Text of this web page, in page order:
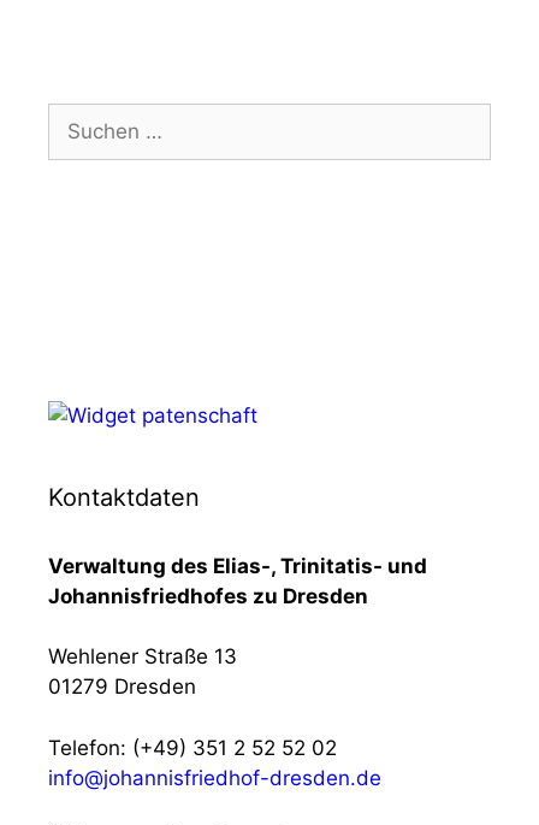
nach:
Kontaktdaten
Verwaltung des Elias-, Trinitatis- und
Johannisfriedhofes zu Dresden
Wehlener Straße 13
01279 Dresden
Telefon: (+49) 351 2 52 52 02
info@johannisfriedhof-dresden.de